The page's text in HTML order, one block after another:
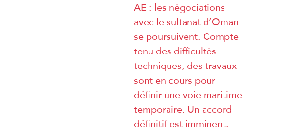
AE : les négociations
avec le sultanat d’Oman
se poursuivent. Compte
tenu des difficultés
techniques, des travaux
sont en cours pour
définir une voie maritime
temporaire. Un accord
définitif est imminent.